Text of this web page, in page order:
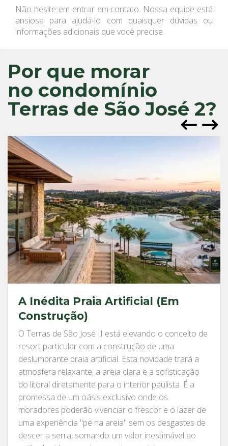
Não hesite em entrar em contato. Nossa equipe está
ansiosa para ajudá-lo com quaisquer dúvidas ou
informações adicionais que você precise.
Por que morar
no condomínio
Terras de São José 2?
A Inédita Praia Artificial (Em
Construção)
O Terras de São José II está elevando o conceito de
resort particular com a construção de uma
deslumbrante praia artificial. Esta novidade trará a
atmosfera relaxante, a areia clara e a sofisticação
do litoral diretamente para o interior paulista. É a
promessa de um oásis exclusivo onde os
moradores poderão vivenciar o frescor e o lazer de
uma experiência "pé na areia" sem os desgastes de
descer a serra, somando um valor inestimável ao